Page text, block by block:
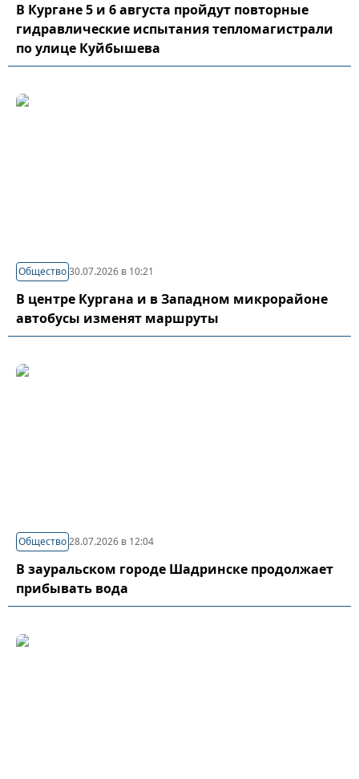
В Кургане 5 и 6 августа пройдут повторные
гидравлические испытания тепломагистрали
по улице Куйбышева
Общество30.07.2026 в 10:21
В центре Кургана и в Западном микрорайоне
автобусы изменят маршруты
Общество28.07.2026 в 12:04
В зауральском городе Шадринске продолжает
прибывать вода